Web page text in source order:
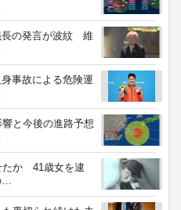
長の発言が波紋 維
事故による危険運
響と今後の進路予想
たか 41歳女を逮
…